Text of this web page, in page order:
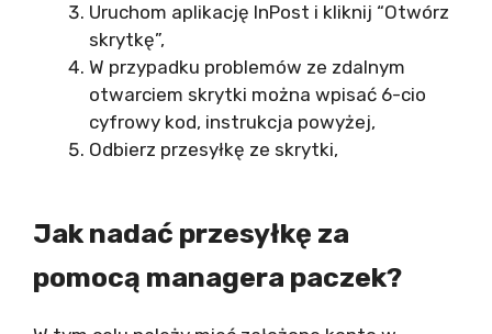
Uruchom aplikację InPost i kliknij “Otwórz
skrytkę”,
W przypadku problemów ze zdalnym
otwarciem skrytki można wpisać 6-cio
cyfrowy kod, instrukcja powyżej,
Odbierz przesyłkę ze skrytki,
Jak nadać przesyłkę za
pomocą managera paczek?